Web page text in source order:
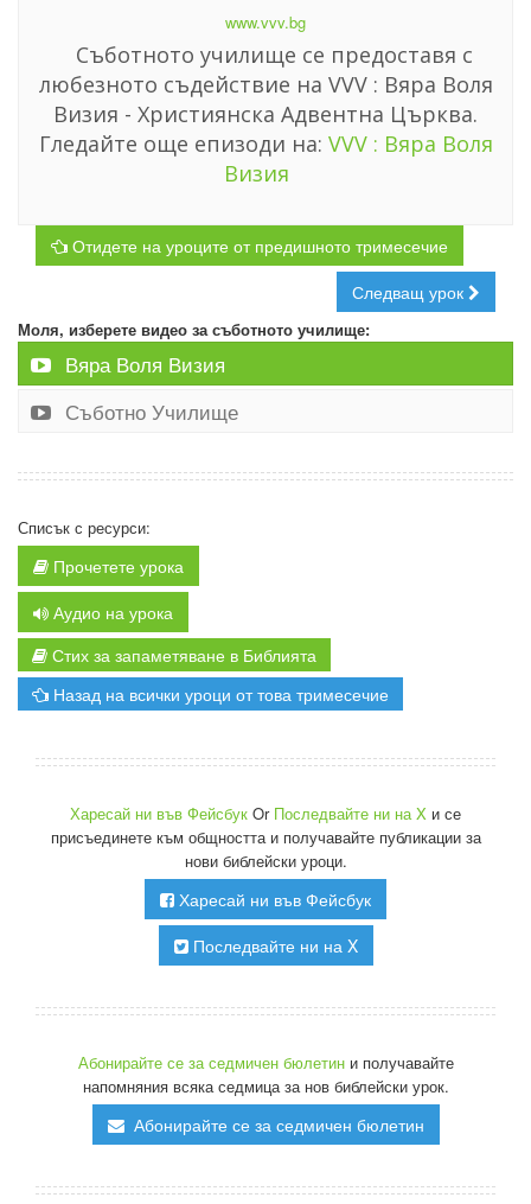
www.vvv.bg
Съботното училище се предоставя с
любезното съдействие на VVV : Вяра Воля
Визия - Християнска Адвентна Църква.
Гледайте още епизоди на: VVV : Вяра Воля
Визия
Отидете на уроците от предишното тримесечие
Следващ урок
Моля, изберете видео за съботното училище:
Вяра Воля Визия
Съботно Училище
Списък с ресурси:
Прочетете урока
Аудио на урока
Стих за запаметяване в Библията
Назад на всички уроци от това тримесечие
Харесай ни във Фейсбук Or Последвайте ни на X и се
присъединете към общността и получавайте публикации за
нови библейски уроци.
Харесай ни във Фейсбук
Последвайте ни на X
Абонирайте се за седмичен бюлетини получавайте
напомняния всяка седмица за нов библейски урок.
Абонирайте се за седмичен бюлетин